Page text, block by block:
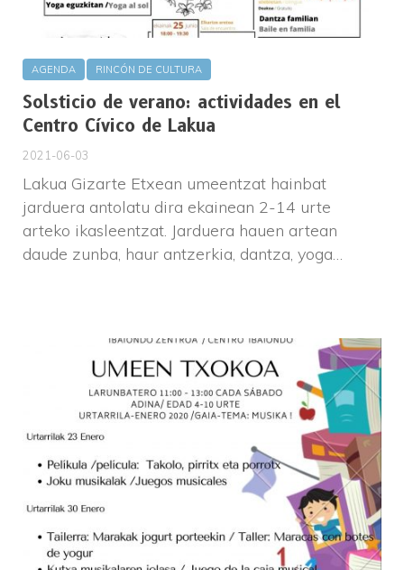
AGENDA RINCÓN DE CULTURA
Solsticio de verano: actividades en el
Centro Cívico de Lakua
2021-06-03
Lakua Gizarte Etxean umeentzat hainbat
jarduera antolatu dira ekainean 2-14 urte
arteko ikasleentzat. Jarduera hauen artean
daude zunba, haur antzerkia, dantza, yoga…